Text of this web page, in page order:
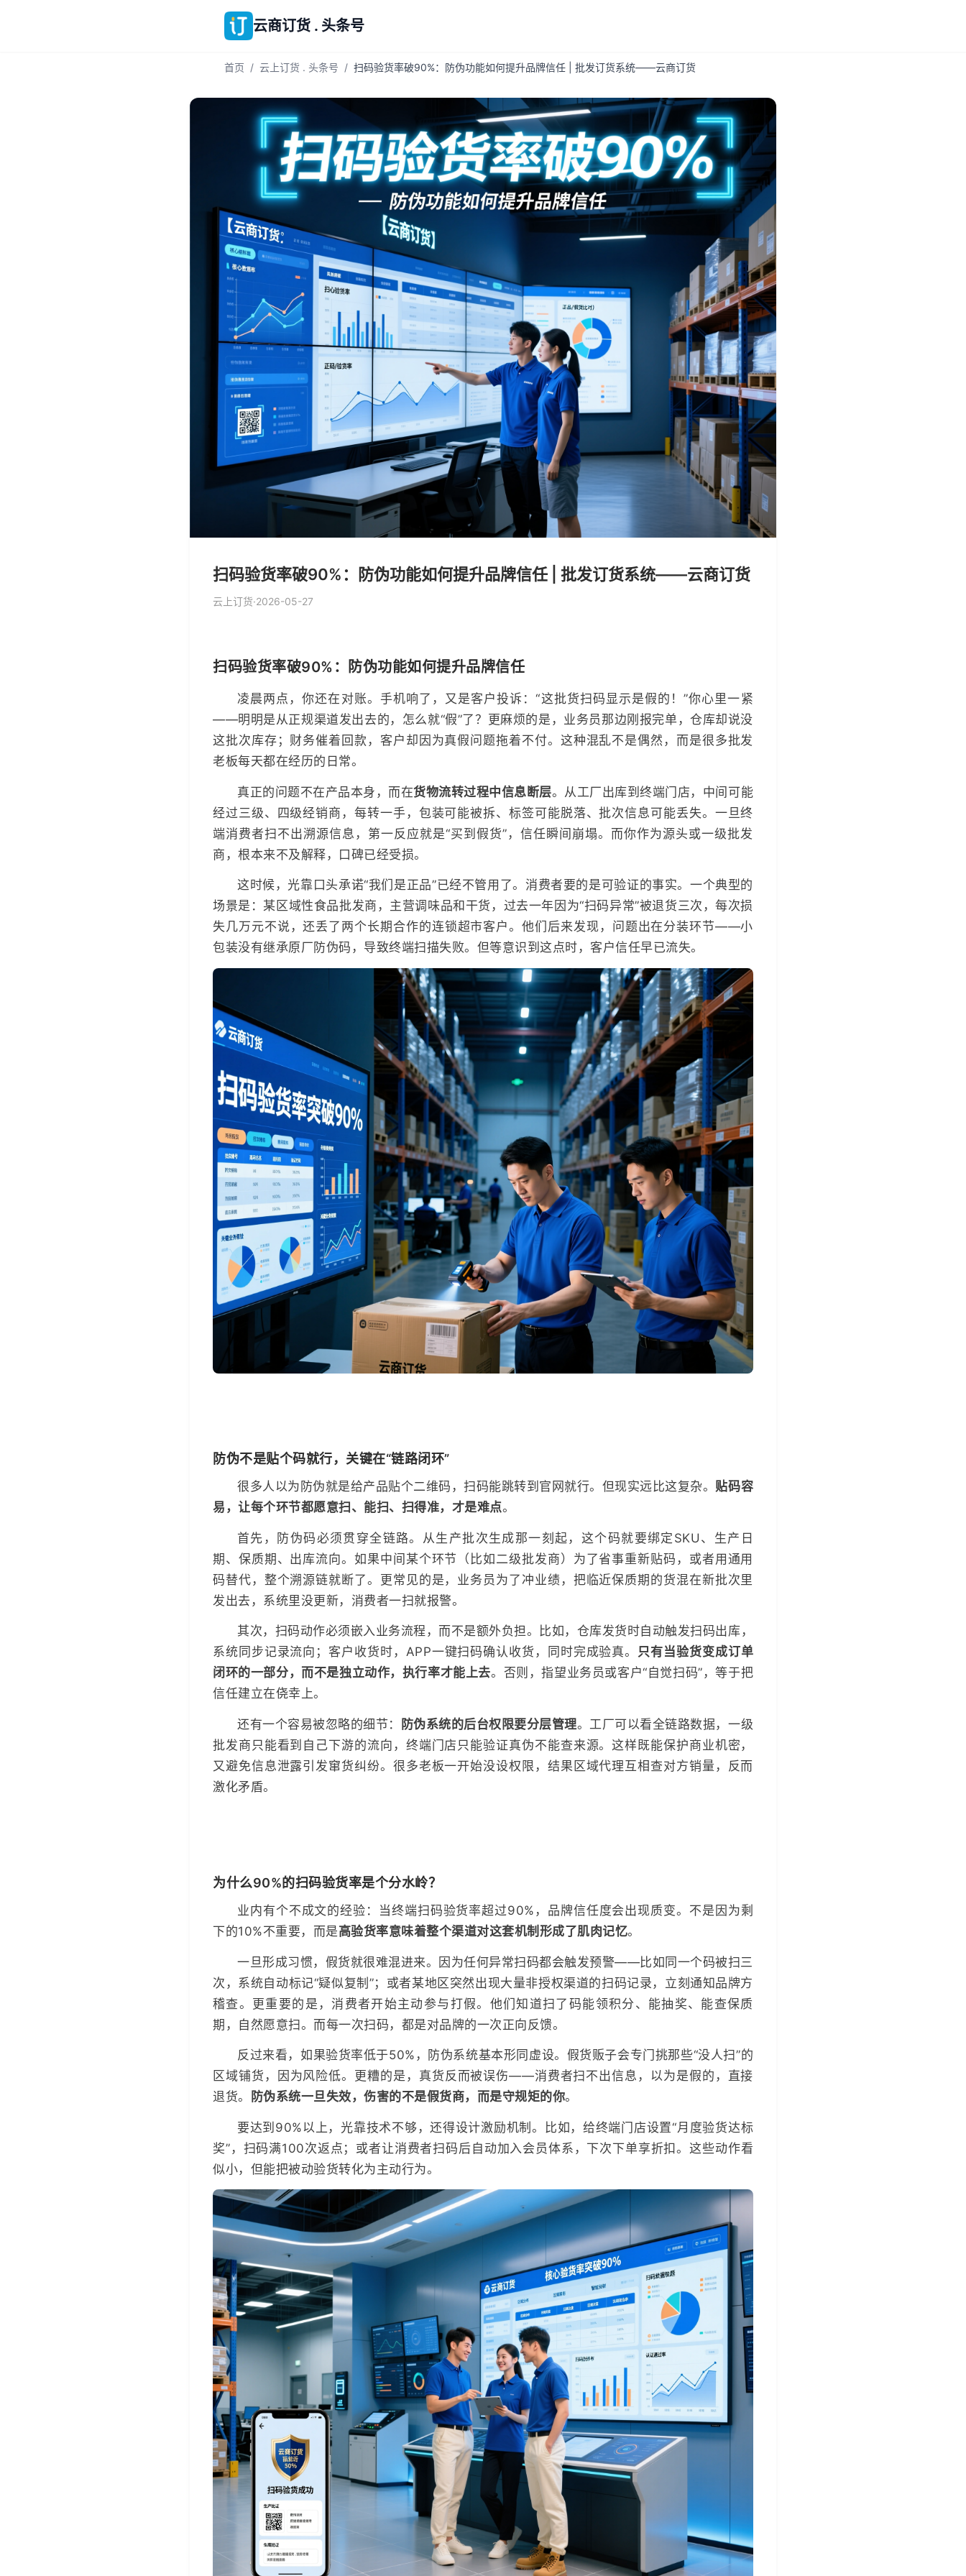
云商订货 . 头条号
首页 / 云上订货 . 头条号 / 扫码验货率破90%：防伪功能如何提升品牌信任 | 批发订货系统——云商订货
扫码验货率破90%：防伪功能如何提升品牌信任 | 批发订货系统——云商订货
云上订货·2026-05-27
扫码验货率破90%：防伪功能如何提升品牌信任
凌晨两点，你还在对账。手机响了，又是客户投诉：“这批货扫码显示是假的！”你心里一紧
——明明是从正规渠道发出去的，怎么就“假”了？更麻烦的是，业务员那边刚报完单，仓库却说没
这批次库存；财务催着回款，客户却因为真假问题拖着不付。这种混乱不是偶然，而是很多批发
老板每天都在经历的日常。
真正的问题不在产品本身，而在货物流转过程中信息断层。从工厂出库到终端门店，中间可能
经过三级、四级经销商，每转一手，包装可能被拆、标签可能脱落、批次信息可能丢失。一旦终
端消费者扫不出溯源信息，第一反应就是“买到假货”，信任瞬间崩塌。而你作为源头或一级批发
商，根本来不及解释，口碑已经受损。
这时候，光靠口头承诺“我们是正品”已经不管用了。消费者要的是可验证的事实。一个典型的
场景是：某区域性食品批发商，主营调味品和干货，过去一年因为“扫码异常”被退货三次，每次损
失几万元不说，还丢了两个长期合作的连锁超市客户。他们后来发现，问题出在分装环节——小
包装没有继承原厂防伪码，导致终端扫描失败。但等意识到这点时，客户信任早已流失。
防伪不是贴个码就行，关键在“链路闭环”
很多人以为防伪就是给产品贴个二维码，扫码能跳转到官网就行。但现实远比这复杂。 贴码容
易，让每个环节都愿意扫、能扫、扫得准，才是难点。
首先，防伪码必须贯穿全链路。从生产批次生成那一刻起，这个码就要绑定SKU、生产日
期、保质期、出库流向。如果中间某个环节（比如二级批发商）为了省事重新贴码，或者用通用
码替代，整个溯源链就断了。更常见的是，业务员为了冲业绩，把临近保质期的货混在新批次里
发出去，系统里没更新，消费者一扫就报警。
其次，扫码动作必须嵌入业务流程，而不是额外负担。比如，仓库发货时自动触发扫码出库，
系统同步记录流向；客户收货时，APP一键扫码确认收货，同时完成验真。 只有当验货变成订单
闭环的一部分，而不是独立动作，执行率才能上去。否则，指望业务员或客户“自觉扫码”，等于把
信任建立在侥幸上。
还有一个容易被忽略的细节： 防伪系统的后台权限要分层管理。工厂可以看全链路数据，一级
批发商只能看到自己下游的流向，终端门店只能验证真伪不能查来源。这样既能保护商业机密，
又避免信息泄露引发窜货纠纷。很多老板一开始没设权限，结果区域代理互相查对方销量，反而
激化矛盾。
为什么90%的扫码验货率是个分水岭？
业内有个不成文的经验：当终端扫码验货率超过90%，品牌信任度会出现质变。不是因为剩
下的10%不重要，而是高验货率意味着整个渠道对这套机制形成了肌肉记忆。
一旦形成习惯，假货就很难混进来。因为任何异常扫码都会触发预警——比如同一个码被扫三
次，系统自动标记“疑似复制”；或者某地区突然出现大量非授权渠道的扫码记录，立刻通知品牌方
稽查。更重要的是，消费者开始主动参与打假。他们知道扫了码能领积分、能抽奖、能查保质
期，自然愿意扫。而每一次扫码，都是对品牌的一次正向反馈。
反过来看，如果验货率低于50%，防伪系统基本形同虚设。假货贩子会专门挑那些“没人扫”的
区域铺货，因为风险低。更糟的是，真货反而被误伤——消费者扫不出信息，以为是假的，直接
退货。
防伪系统一旦失效，伤害的不是假货商，而是守规矩的你。
要达到90%以上，光靠技术不够，还得设计激励机制。比如，给终端门店设置“月度验货达标
奖”，扫码满100次返点；或者让消费者扫码后自动加入会员体系，下次下单享折扣。这些动作看
似小，但能把被动验货转化为主动行为。